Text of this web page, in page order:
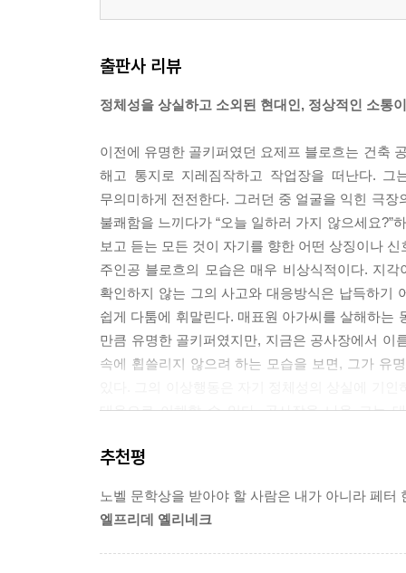
출판사 리뷰
정체성을 상실하고 소외된 현대인, 정상적인 소통
이전에 유명한 골키퍼였던 요제프 블로흐는 건축
해고 통지로 지레짐작하고 작업장을 떠난다.
무의미하게 전전한다. 그러던 중 얼굴을 익힌 극
불쾌함을 느끼다가 “오늘 일하러 가지 않으세요
보고 듣는 모든 것이 자기를 향한 어떤 상징이나
주인공 블로흐의 모습은 매우 비상식적이다. 지
확인하지 않는 그의 사고와 대응방식은 납득하기
쉽게 다툼에 휘말린다. 매표원 아가씨를 살해하는
만큼 유명한 골키퍼였지만, 지금은 공사장에서
속에 휩쓸리지 않으려 하는 모습을 보면, 그가 유
대응으로 이해할 수 있다. 공사장을 나온 그는
제자리를 잃은 그의 불안을 정확히 꿰뚫었기 때
블로흐는 누구와도 정상적인 대화를 하지 못한다
돌아가고 전처는 통화 내내 그에게 아무것도 묻
매표원 아가씨와의 대화에서 불쾌함을 느낀 것도
추천평
노벨 문학상을 받아야 할 사람은 내가 아니라 페터
엘프리데 옐리네크